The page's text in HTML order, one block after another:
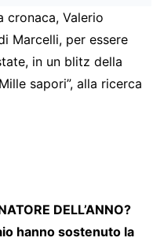
cronaca, Valerio
Marcelli, per essere
in un blitz della
sapori”, alla ricerca
DELL’ANNO?
hanno sostenuto la